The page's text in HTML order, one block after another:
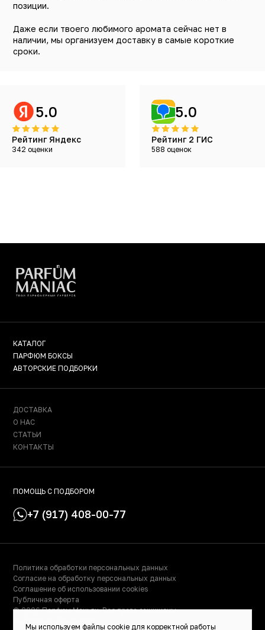
позиции.
Даже если твоего любимого аромата сейчас нет в
наличии, мы организуем доставку в самые короткие
сроки.
5.0
Рейтинг Яндекс
342 оценки
5.0
Рейтинг 2 ГИС
588 оценок
КАТАЛОГ
ПАРФЮМ БОКСЫ
АВТОРСКИЕ ПОДБОРКИ
ДОСТАВКА
О НАС
СТАТЬИ
КОНТАКТЫ
ПОМОЩЬ С ПОДБОРОМ
+7 (917) 408-00-77
Политика обработки персональных данных
Согласие на обработку персональных данных
Соглашение об использовании cookies
Публичная оферта
© 2026 Парфюм Маньяк. Все права защищены.
Мы используем файлы cookie для корректной работы